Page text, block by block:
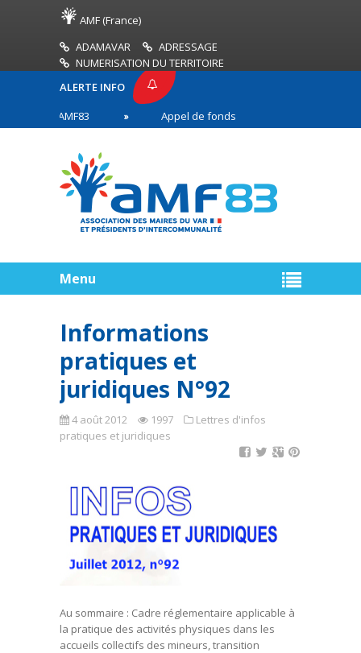
AMF (France)
ADAMAVAR
ADRESSAGE
NUMERISATION DU TERRITOIRE
ALERTE INFO
AMF83
Appel de fonds incendies de forêt
en première ligne
Menu
Informations
pratiques et
juridiques N°92
4 août 2012 1997
Lettres d'infos
pratiques et juridiques
Au sommaire : Cadre réglementaire applicable à
la pratique des activités physiques dans les
accueils collectifs des mineurs, transition